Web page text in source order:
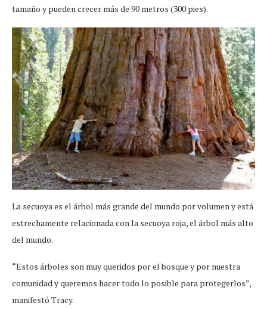
tamaño y pueden crecer más de 90 metros (300 pies).
La secuoya es el árbol más grande del mundo por volumen y está
estrechamente relacionada con la secuoya roja, el árbol más alto
del mundo.
“Estos árboles son muy queridos por el bosque y por nuestra
comunidad y queremos hacer todo lo posible para protegerlos”,
manifestó Tracy.